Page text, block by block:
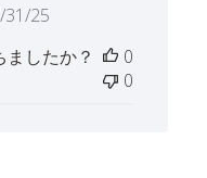
公
日
31/25
したか？
0
0